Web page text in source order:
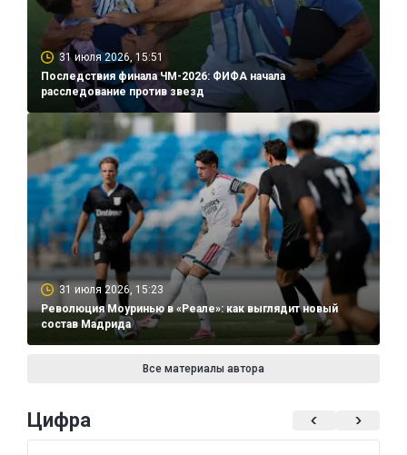
31 июля 2026, 15:51
Последствия финала ЧМ-2026: ФИФА начала
расследование против звезд
31 июля 2026, 15:23
Революция Моуринью в «Реале»: как выглядит новый
состав Мадрида
Все материалы автора
Цифра